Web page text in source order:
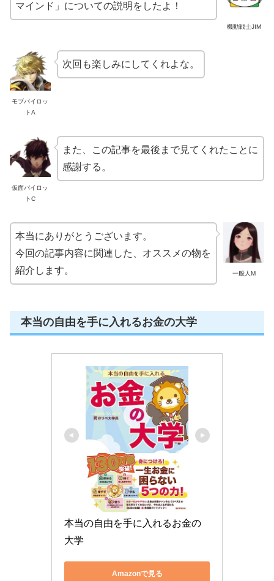
機動戦士JIM
マインド」についての説明をしたよ！
モブパイロッ
トA
次回も楽しみにしてくれよな。
仮面パイロッ
トC
また、この記事を最後まで見てくれたことに
感謝する。
一般人M
本当にありがとうございます。
今回の記事内容に関連した、オススメの物を
紹介します。
本当の自由を手に入れるお金の大学
本当の自由を手に入れるお金の
大学
Amazonで見る